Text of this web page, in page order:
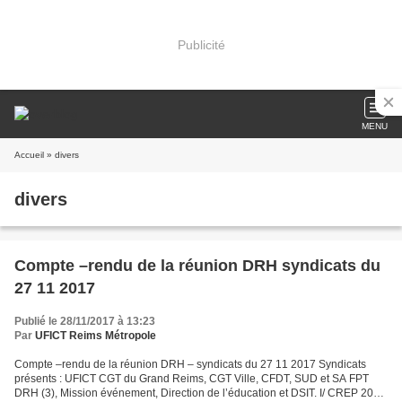
Publicité
MENU
Accueil » divers
divers
Compte –rendu de la réunion DRH syndicats du
27 11 2017
Publié le 28/11/2017 à 13:23
Par UFICT Reims Métropole
Compte –rendu de la réunion DRH – syndicats du 27 11 2017 Syndicats
présents : UFICT CGT du Grand Reims, CGT Ville, CFDT, SUD et SA FPT
DRH (3), Mission événement, Direction de l’éducation et DSIT. I/ CREP 2017